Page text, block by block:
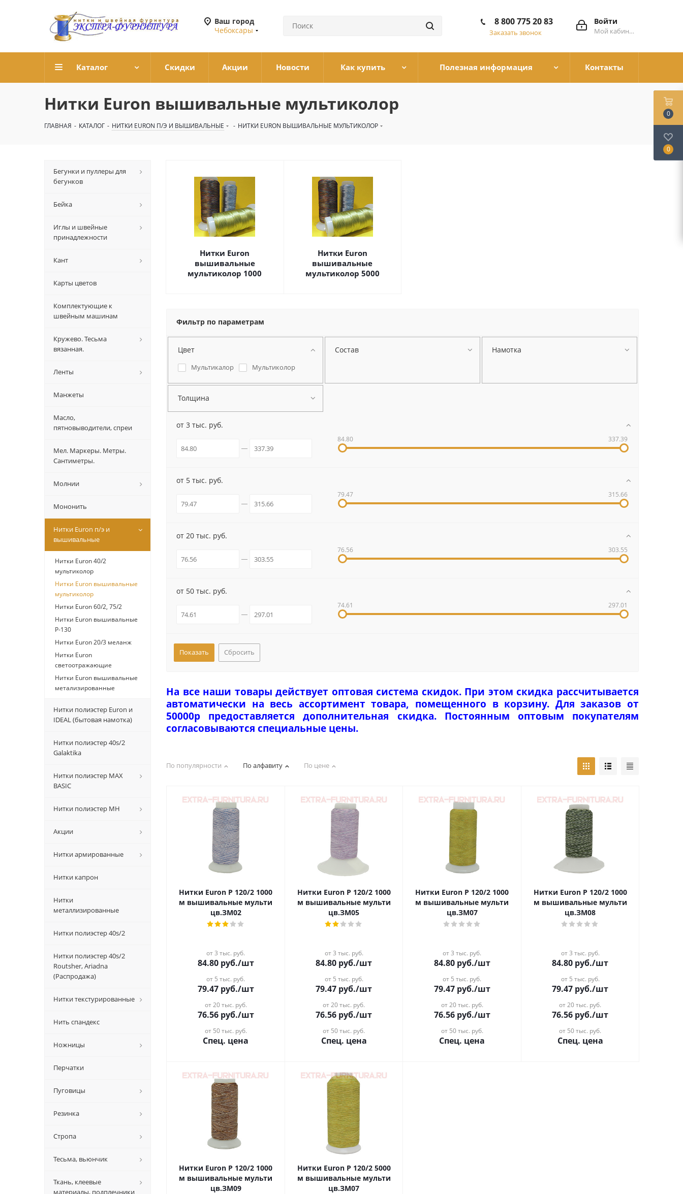
Ваш город
Чебоксары
Войти
Мой кабинет
8 800 775 20 83
Заказать звонок
Каталог Скидки Акции Новости Как купить Полезная информация Контакты
Нитки Euron вышивальные мультиколор
ГЛАВНАЯ - КАТАЛОГ - НИТКИ EURON П/Э И ВЫШИВАЛЬНЫЕ - НИТКИ EURON ВЫШИВАЛЬНЫЕ МУЛЬТИКОЛОР
Нитки Euron
вышивальные
мультиколор 1000
Нитки Euron
вышивальные
мультиколор 5000
Фильтр по параметрам
Цвет
Мультикалор Мультиколор
Состав Намотка
Толщина
от 3 тыс. руб.
84.80 337.39
от 5 тыс. руб.
79.47 315.66
от 20 тыс. руб.
76.56 303.55
от 50 тыс. руб.
74.61 297.01
Сбросить
На все наши товары действует оптовая система скидок. При этом скидка рассчитывается
автоматически на весь ассортимент товара, помещенного в корзину. Для заказов от
50000р предоставляется дополнительная скидка. Постоянным оптовым покупателям
согласовываются специальные цены.
По популярности По алфавиту По цене
Нитки Euron Р 120/2 1000
м вышивальные мульти
цв.ЗМ02
от 3 тыс. руб.
84.80руб./шт
от 5 тыс. руб.
79.47руб./шт
от 20 тыс. руб.
76.56руб./шт
от 50 тыс. руб.
Спец. цена
Нитки Euron Р 120/2 1000
м вышивальные мульти
цв.ЗМ05
от 3 тыс. руб.
84.80 руб./шт
от 5 тыс. руб.
79.47 руб./шт
от 20 тыс. руб.
76.56 руб./шт
от 50 тыс. руб.
Спец. цена
Нитки Euron Р 120/2 1000
м вышивальные мульти
цв.ЗМ07
от 3 тыс. руб.
84.80руб./шт
от 5 тыс. руб.
79.47руб./шт
от 20 тыс. руб.
76.56руб./шт
от 50 тыс. руб.
Спец. цена
Нитки Euron Р 120/2 1000
м вышивальные мульти
цв.ЗМ08
от 3 тыс. руб.
84.80 руб./шт
от 5 тыс. руб.
79.47 руб./шт
от 20 тыс. руб.
76.56 руб./шт
от 50 тыс. руб.
Спец. цена
Нитки Euron Р 120/2 1000
м вышивальные мульти
цв.ЗМ09
Нитки Euron Р 120/2 5000
м вышивальные мульти
цв.ЗМ07
Бегунки и пуллеры для
бегунков
Бейка
Иглы и швейные
принадлежности
Кант
Карты цветов
Комплектующие к
швейным машинам
Кружево. Тесьма
вязанная.
Ленты
Манжеты
Масло,
пятновыводители, спреи
Мел. Маркеры. Метры.
Сантиметры.
Молнии
Мононить
Нитки Euron п/э и
вышивальные
Нитки Euron 40/2
мультиколор
Нитки Euron вышивальные
мультиколор
Нитки Euron 60/2, 75/2
Нитки Euron вышивальные
Р-130
Нитки Euron 20/3 меланж
Нитки Euron
светоотражающие
Нитки Euron вышивальные
метализированные
Нитки полиэстер Euron и
IDEAL (бытовая намотка)
Нитки полиэстер 40s/2
Galaktika
Нитки полиэстер MAX
BASIC
Нитки полиэстер MH
Акции
Нитки армированные
Нитки капрон
Нитки
металлизированные
Нитки полиэстер 40s/2
Нитки полиэстер 40s/2
Routsher, Ariadna
(Распродажа)
Нитки текстурированные
Нить спандекс
Ножницы
Перчатки
Пуговицы
Резинка
Стропа
Тесьма, вьюнчик
Ткань, клеевые
материалы, подплечники
0
0